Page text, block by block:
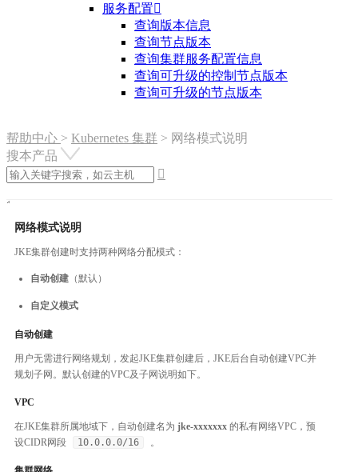
服务配置
查询版本信息
查询节点版本
查询集群服务配置信息
查询可升级的控制节点版本
查询可升级的节点版本
帮助中心 > Kubernetes 集群 > 网络模式说明
搜本产品

网络模式说明
JKE集群创建时支持两种网络分配模式：
自动创建 （默认）
自定义模式
自动创建
用户无需进行网络规划，发起JKE集群创建后，JKE后台自动创建VPC并
规划子网。默认创建的VPC及子网说明如下。
VPC
在JKE集群所属地域下，自动创建名为 jke-xxxxxxx 的私有网络VPC，预
设CIDR网段
10.0.0.0/16 。